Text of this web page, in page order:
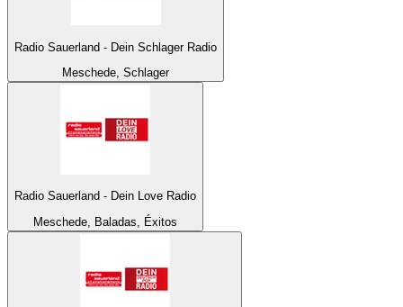
Radio Sauerland - Dein Schlager Radio
Meschede, Schlager
Radio Sauerland - Dein Love Radio
Meschede, Baladas, Éxitos